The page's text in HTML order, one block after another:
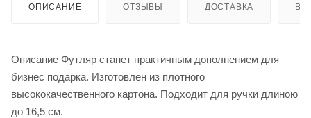
ОПИСАНИЕ ОТЗЫВЫ ДОСТАВКА
Описание Футляр станет практичным дополнением для
бизнес подарка. Изготовлен из плотного
высококачественного картона. Подходит для ручки длиною
до 16,5 см.